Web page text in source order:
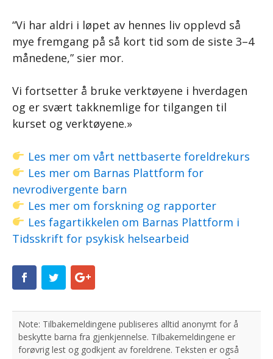
“Vi har aldri i løpet av hennes liv opplevd så
mye fremgang på så kort tid som de siste 3–4
månedene,” sier mor.
Vi fortsetter å bruke verktøyene i hverdagen
og er svært takknemlige for tilgangen til
kurset og verktøyene.»
Les mer om vårt nettbaserte foreldrekurs
Les mer om Barnas Plattform for
nevrodivergente barn
Les mer om forskning og rapporter
Les fagartikkelen om Barnas Plattform i
Tidsskrift for psykisk helsearbeid